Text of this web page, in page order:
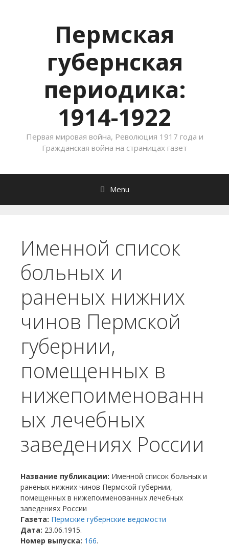
Пермская
губернская
периодика:
1914-1922
Первая мировая война, Революция 1917 года и
Гражданская война на страницах газет
Menu
Именной список
больных и
раненых нижних
чинов Пермской
губернии,
помещенных в
нижепоименованн
ых лечебных
заведениях России
Название публикации: Именной список больных и
раненых нижних чинов Пермской губернии,
помещенных в нижепоименованных лечебных
заведениях России
Газета: Пермские губернские ведомости
Дата: 23.06.1915.
Номер выпуска: 166.